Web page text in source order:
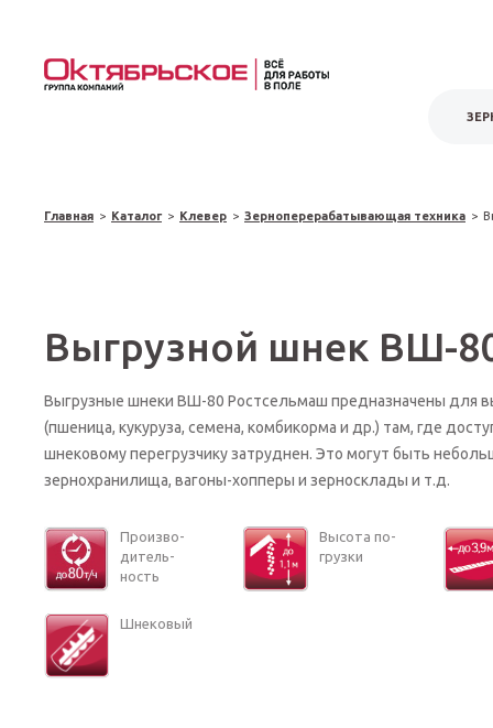
Главная > Каталог > Клевер > Зерноперерабатывающая техника >
Выгрузной шнек ВШ-
Выгрузные шнеки ВШ-80 Ростсельмаш предназначены для
(пшеница, кукуруза, семена, комбикорма и др.) там, где
шнековому перегрузчику затруднен. Это могут быть
зернохранилища, вагоны-хопперы и зерносклады и т.д.
Про­из­во­
ди­тель­
ность
Вы­со­та по­
груз­ки
Шне­ко­вый